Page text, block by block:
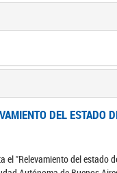
DEL ESTADO
el "Relevamiento del